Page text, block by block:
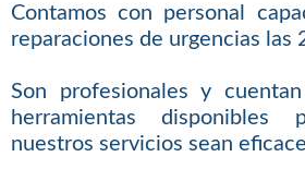
Contamos con personal
reparaciones de urgencias las
Son profesionales y
herramientas
nuestros servicios sean